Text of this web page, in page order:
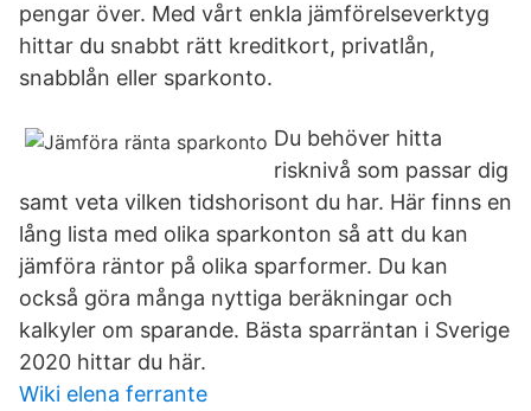
pengar över. Med vårt enkla jämförelseverktyg
hittar du snabbt rätt kreditkort, privatlån,
snabblån eller sparkonto.
Du behöver hitta
risknivå som passar dig
samt veta vilken tidshorisont du har. Här finns en
lång lista med olika sparkonton så att du kan
jämföra räntor på olika sparformer. Du kan
också göra många nyttiga beräkningar och
kalkyler om sparande. Bästa sparräntan i Sverige
2020 hittar du här.
Wiki elena ferrante